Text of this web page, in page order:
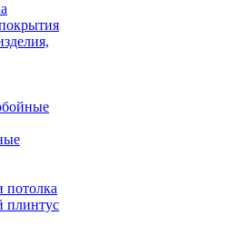
потолка
плинтус